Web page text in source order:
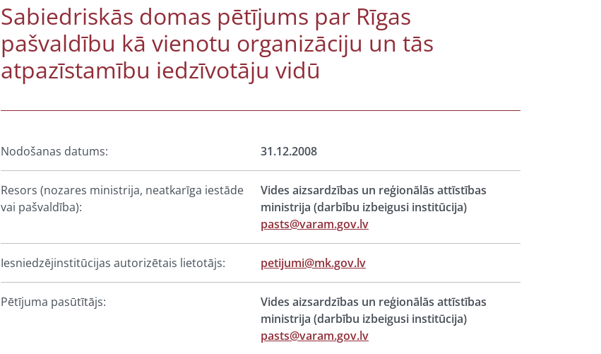
Sabiedriskās domas pētījums par Rīgas
pašvaldību kā vienotu organizāciju un tās
atpazīstamību iedzīvotāju vidū
Nodošanas datums: 31.12.2008
Resors (nozares ministrija, neatkarīga iestāde
vai pašvaldība):
Vides aizsardzības un reģionālās attīstības
ministrija (darbību izbeigusi institūcija)
pasts@varam.gov.lv
Iesniedzējinstitūcijas autorizētais lietotājs: petijumi@mk.gov.lv
Pētījuma pasūtītājs:
Vides aizsardzības un reģionālās attīstības
ministrija (darbību izbeigusi institūcija)
pasts@varam.gov.lv